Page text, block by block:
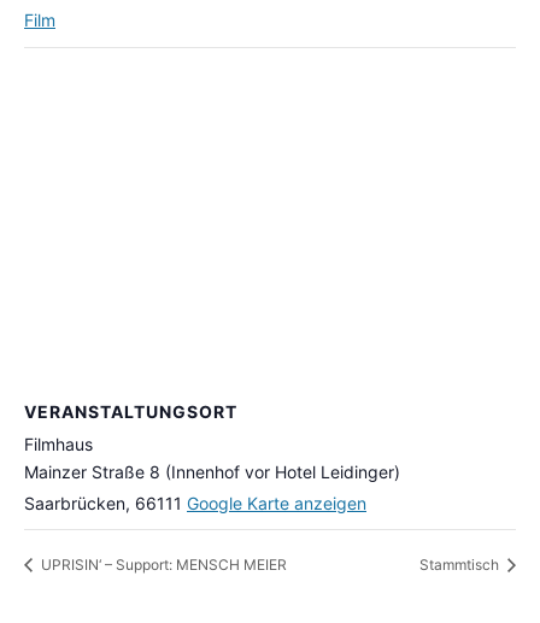
Film
VERANSTALTUNGSORT
Filmhaus
Mainzer Straße 8 (Innenhof vor Hotel Leidinger)
Saarbrücken, 66111 Google Karte anzeigen
UPRISIN‘ – Support: MENSCH MEIER Stammtisch